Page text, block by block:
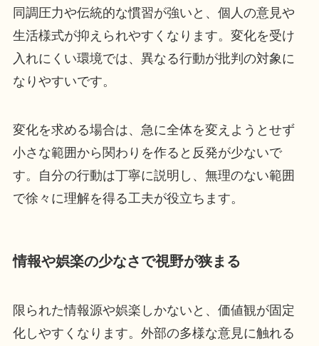
同調圧力や伝統的な慣習が強いと、個人の意見や
生活様式が抑えられやすくなります。変化を受け
入れにくい環境では、異なる行動が批判の対象に
なりやすいです。
変化を求める場合は、急に全体を変えようとせず
小さな範囲から関わりを作ると反発が少ないで
す。自分の行動は丁寧に説明し、無理のない範囲
で徐々に理解を得る工夫が役立ちます。
情報や娯楽の少なさで視野が狭まる
限られた情報源や娯楽しかないと、価値観が固定
化しやすくなります。外部の多様な意見に触れる